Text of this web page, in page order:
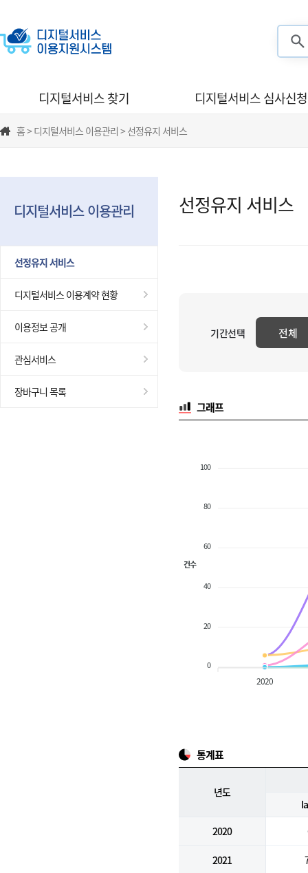
디지털서비스 찾기 디지털서비스 심사신청
홈 > 디지털서비스 이용관리 > 선정유지 서비스
디지털서비스 이용관리
선정유지 서비스
디지털서비스 이용계약 현황
이용정보 공개
관심서비스
장바구니 목록
선정유지 서비스
기간선택 전체
그래프
100
80
60
40
20
0
건수
2020
통계표
년도
2020
2021